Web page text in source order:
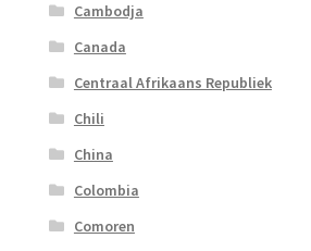
Cambodja
Canada
Centraal Afrikaans Republiek
Chili
China
Colombia
Comoren